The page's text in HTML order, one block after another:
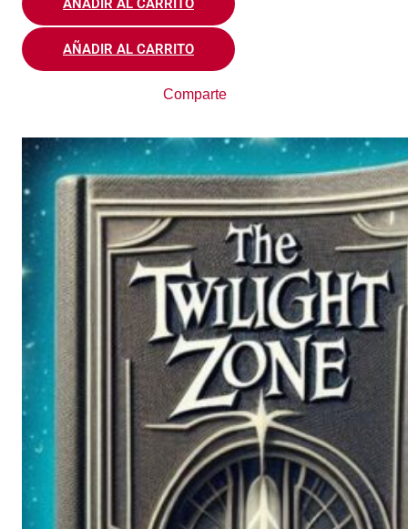
AÑADIR AL CARRITO
AÑADIR AL CARRITO
Comparte